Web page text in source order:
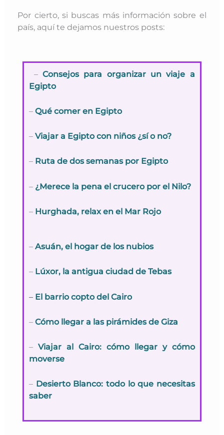
Por cierto, si buscas más información sobre el
país, aquí te dejamos nuestros posts:
– Consejos para organizar un viaje a
Egipto
–Qué comer en Egipto
–Viajar a Egipto con niños ¿sí o no?
– Ruta de dos semanas por Egipto
– ¿Merece la pena el crucero por el Nilo?
– Hurghada, relax en el Mar Rojo
– Asuán, el hogar de los nubios
– Lúxor, la antigua ciudad de Tebas
– El barrio copto del Cairo
–Cómo llegar a las pirámides de Giza
–Viajar al Cairo: cómo llegar y cómo
moverse
– Desierto Blanco: todo lo que necesitas
saber